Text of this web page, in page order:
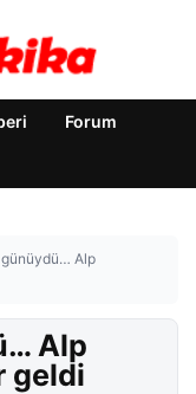
Forum
günüydü… Alp
Alp
geldi